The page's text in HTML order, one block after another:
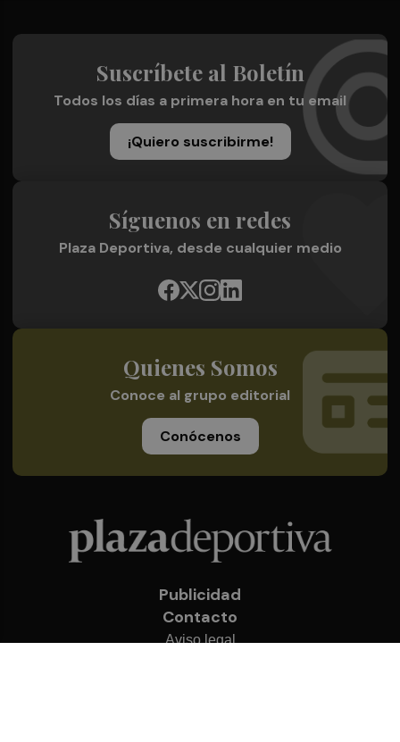
Suscríbete al Boletín
Todos los días a primera hora en tu email
¡Quiero suscribirme!
Síguenos en redes
Plaza Deportiva, desde cualquier medio
Quienes Somos
Conoce al grupo editorial
Conócenos
Publicidad
Contacto
Aviso legal